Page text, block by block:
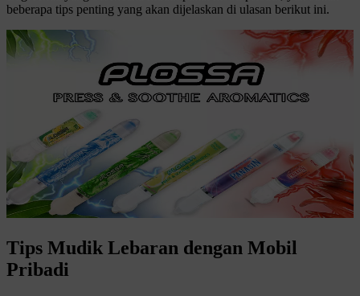
beberapa tips penting yang akan dijelaskan di ulasan berikut ini.
Tips Mudik Lebaran dengan Mobil
Pribadi